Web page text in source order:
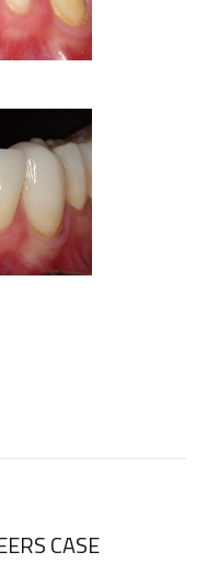
CASE